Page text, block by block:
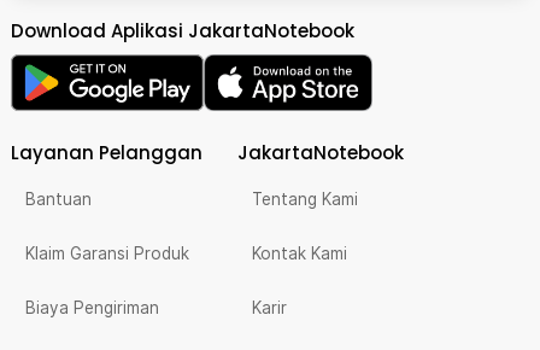
Download Aplikasi JakartaNotebook
Layanan Pelanggan
Bantuan
Klaim Garansi Produk
Biaya Pengiriman
JakartaNotebook
Tentang Kami
Kontak Kami
Karir